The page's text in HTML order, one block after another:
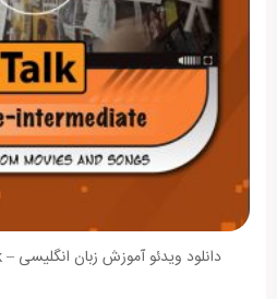
دانلود ویدئو آموزش زبان انگلیسی – iTalk سطح پیش متوسطه